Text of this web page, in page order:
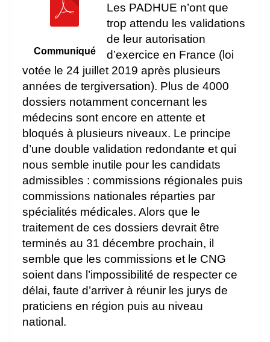
Communiqué
Les PADHUE n’ont que
trop attendu les validations
de leur autorisation
d’exercice en France (loi
votée le 24 juillet 2019 après plusieurs
années de tergiversation). Plus de 4000
dossiers notamment concernant les
médecins sont encore en attente et
bloqués à plusieurs niveaux. Le principe
d’une double validation redondante et qui
nous semble inutile pour les candidats
admissibles : commissions régionales puis
commissions nationales réparties par
spécialités médicales. Alors que le
traitement de ces dossiers devrait être
terminés au 31 décembre prochain, il
semble que les commissions et le CNG
soient dans l’impossibilité de respecter ce
délai, faute d’arriver à réunir les jurys de
praticiens en région puis au niveau
national.